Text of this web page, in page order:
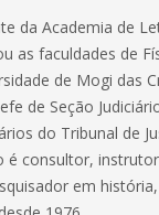
da Academia de
as faculdades de
de Mogi das
de Seção
do Tribunal de
é consultor,
em